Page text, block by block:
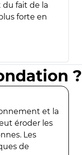
fait de la
forte en
?
et la
éroder les
Les
de